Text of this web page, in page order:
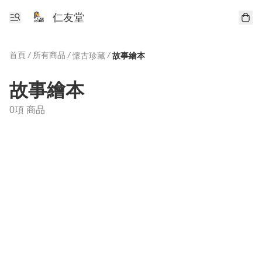
仁友堂
首頁 / 所有商品 / 懷古珍藏 / 故事繪本
故事繪本
0項 商品